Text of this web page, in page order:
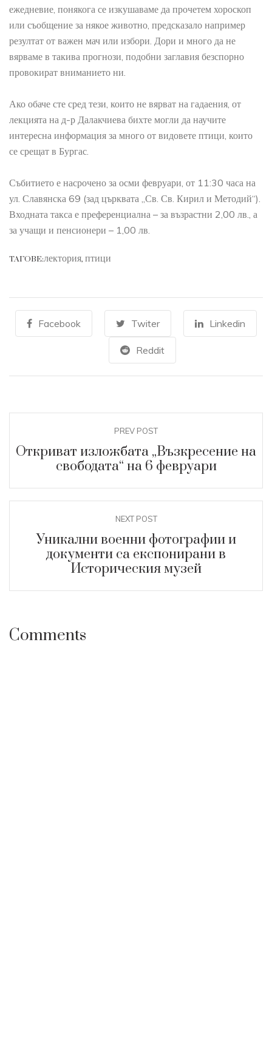
ежедневие, понякога се изкушаваме да прочетем хороскоп
или съобщение за някое животно, предсказало например
резултат от важен мач или избори. Дори и много да не
вярваме в такива прогнози, подобни заглавия безспорно
провокират вниманието ни.
Ако обаче сте сред тези, които не вярват на гадаения, от
лекцията на д-р Далакчиева бихте могли да научите
интересна информация за много от видовете птици, които
се срещат в Бургас.
Събитието е насрочено за осми февруари, от 11:30 часа на
ул. Славянска 69 (зад църквата „Св. Св. Кирил и Методий“).
Входната такса е преференциална – за възрастни 2,00 лв., а
за учащи и пенсионери – 1,00 лв.
ТАГОВЕ:лектория, птици
Facebook Twiter Linkedin
Reddit
PREV POST
Откриват изложбата „Възкресение на
свободата“ на 6 февруари
NEXT POST
Уникални военни фотографии и
документи са експонирани в
Историческия музей
Comments